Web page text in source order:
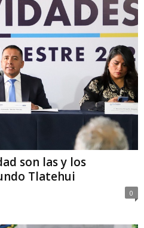
son las y los
Tlatehui
0